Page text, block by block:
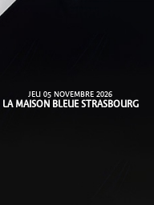
JEU 05 NOVEMBRE 2026
LA MAISON BLEUE STRASBOURG